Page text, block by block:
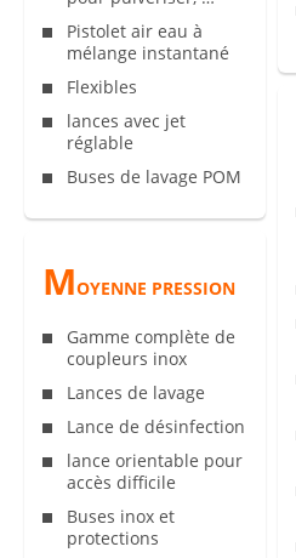
Pistolet air eau à
mélange instantané
Flexibles
lances avec jet
réglable
Buses de lavage POM
MOYENNE PRESSION
Gamme complète de
coupleurs inox
Lances de lavage
Lance de désinfection
lance orientable pour
accès difficile
Buses inox et
protections